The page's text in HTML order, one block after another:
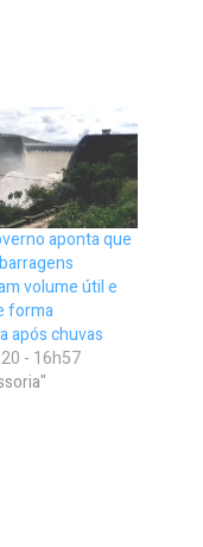
aponta que
volume útil e
forma
após chuvas
- 16h57